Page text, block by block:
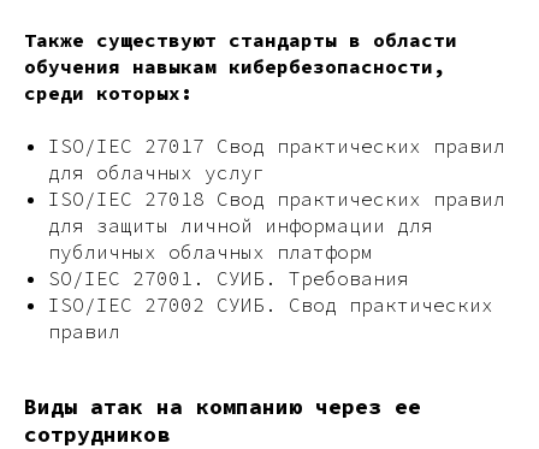
Также существуют стандарты в области
обучения навыкам кибербезопасности,
среди которых:
ISO/IEC 27017 Свод практических правил
для облачных услуг
ISO/IEC 27018 Свод практических правил
для защиты личной информации для
публичных облачных платформ
SO/IEC 27001. СУИБ. Требования
ISO/IEC 27002 СУИБ. Свод практических
правил
Виды атак на компанию через ее
сотрудников